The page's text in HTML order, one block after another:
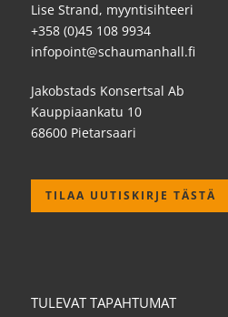
Lise Strand, myyntisihteeri
+358 (0)45 108 9934
infopoint@schaumanhall.fi
Jakobstads Konsertsal Ab
Kauppiaankatu 10
68600 Pietarsaari
TILAA UUTISKIRJE TÄSTÄ
TULEVAT TAPAHTUMAT